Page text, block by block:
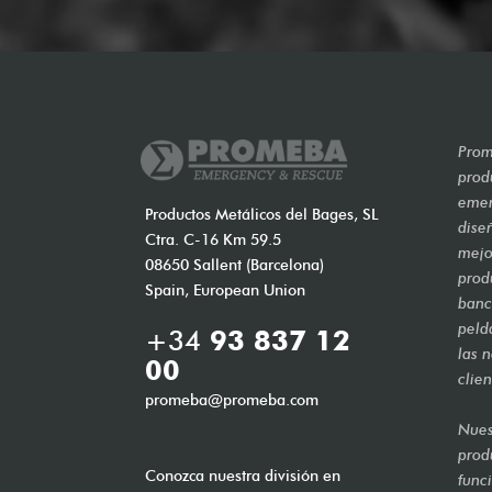
Productos Metálicos del Bages, SL
Ctra. C-16 Km 59.5
08650 Sallent (Barcelona)
Spain, European Union
+34 93 837 12
00
promeba@promeba.com
Conozca nuestra división en
las